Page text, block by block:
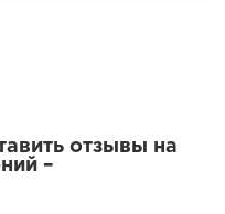
отзывы на
–